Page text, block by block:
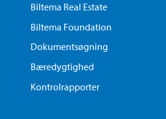
Biltema Real Estate
Biltema Foundation
Dokumentsøgning
Bæredygtighed
Kontrolrapporter